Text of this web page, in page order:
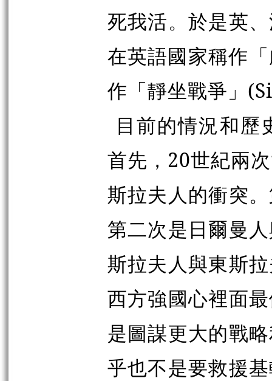
死我活。於是英
在英語國家稱作
作「靜坐戰爭」
目前的情況和歷
首先，20世紀兩
斯拉夫人的衝突
第二次是日爾曼
斯拉夫人與東斯
西方強國心裡面
是圖謀更大的戰
乎也不是要救援